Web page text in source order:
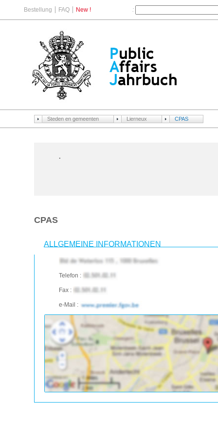
Bestellung FAQ New ! :
Steden en gemeenten Lierneux CPAS
.
CPAS
ALLGEMEINE INFORMATIONEN
Telefon :
Fax :
e-Mail :